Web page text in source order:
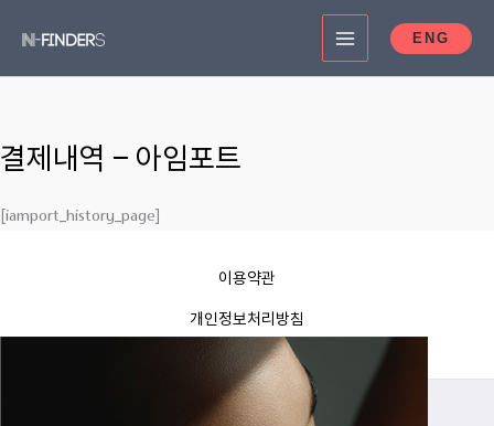
츠
너
기
ENG
결제내역 – 아임포트
[iamport_history_page]
이용약관
개인정보처리방침